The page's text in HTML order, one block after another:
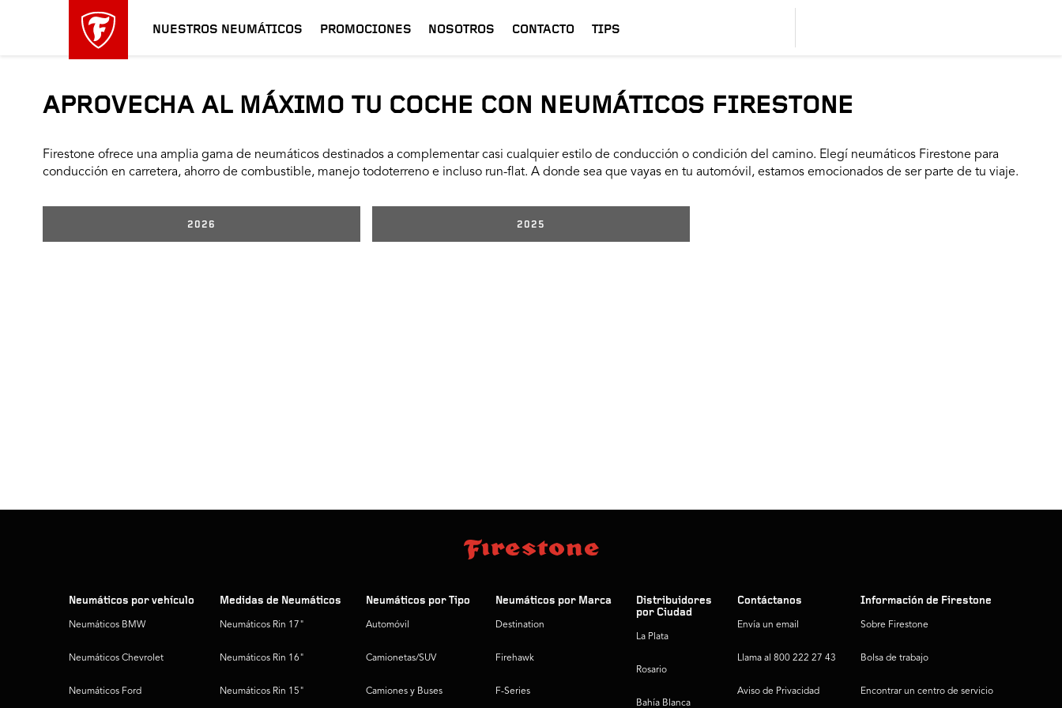
NUESTROS NEUMÁTICOS PROMOCIONES NOSOTROS CONTACTO TIPS
APROVECHA AL MÁXIMO TU COCHE CON NEUMÁTICOS FIRESTONE
Firestone ofrece una amplia gama de neumáticos destinados a complementar casi cualquier estilo de conducción o condición del camino. Elegí neumáticos Firestone para
conducción en carretera, ahorro de combustible, manejo todoterreno e incluso run-flat. A donde sea que vayas en tu automóvil, estamos emocionados de ser parte de tu viaje.
2026 2025
Neumáticos por vehículo
Neumáticos BMW
Neumáticos Chevrolet
Neumáticos Ford
Medidas de Neumáticos
Neumáticos Rin 17"
Neumáticos Rin 16"
Neumáticos Rin 15"
Neumáticos por Tipo
Automóvil
Camionetas/SUV
Camiones y Buses
Neumáticos por Marca
Destination
Firehawk
F-Series
Distribuidores
por Ciudad
La Plata
Rosario
Bahía Blanca
Contáctanos
Envía un email
Llama al 800 222 27 43
Aviso de Privacidad
Información de Firestone
Sobre Firestone
Bolsa de trabajo
Encontrar un centro de servicio